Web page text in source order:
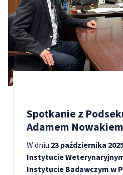
Spotkanie z
Adamem
W dniu 23 października
Instytucie
Instytucie Badawczym w